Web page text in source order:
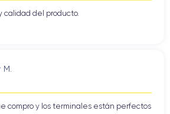
calidad del producto.
compro y los terminales están perfectos